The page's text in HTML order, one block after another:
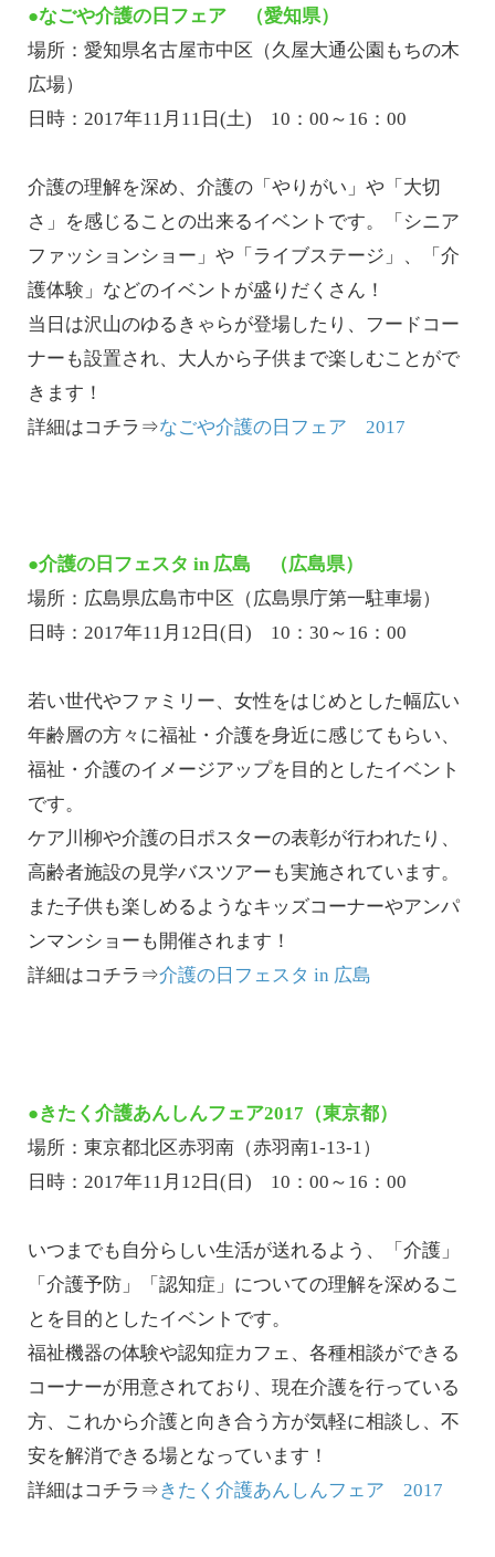
●なごや介護の日フェア （愛知県）
場所：愛知県名古屋市中区（久屋大通公園もちの木
広場）
日時：2017年11月11日(土) 10：00～16：00
介護の理解を深め、介護の「やりがい」や「大切
さ」を感じることの出来るイベントです。「シニア
ファッションショー」や「ライブステージ」、「介
護体験」などのイベントが盛りだくさん！
当日は沢山のゆるきゃらが登場したり、フードコー
ナーも設置され、大人から子供まで楽しむことがで
きます！
詳細はコチラ⇒なごや介護の日フェア 2017
●介護の日フェスタ in 広島 （広島県）
場所：広島県広島市中区（広島県庁第一駐車場）
日時：2017年11月12日(日) 10：30～16：00
若い世代やファミリー、女性をはじめとした幅広い
年齢層の方々に福祉・介護を身近に感じてもらい、
福祉・介護のイメージアップを目的としたイベント
です。
ケア川柳や介護の日ポスターの表彰が行われたり、
高齢者施設の見学バスツアーも実施されています。
また子供も楽しめるようなキッズコーナーやアンパ
ンマンショーも開催されます！
詳細はコチラ⇒介護の日フェスタ in 広島
●きたく介護あんしんフェア2017（東京都）
場所：東京都北区赤羽南（赤羽南1-13-1）
日時：2017年11月12日(日) 10：00～16：00
いつまでも自分らしい生活が送れるよう、「介護」
「介護予防」「認知症」についての理解を深めるこ
とを目的としたイベントです。
福祉機器の体験や認知症カフェ、各種相談ができる
コーナーが用意されており、現在介護を行っている
方、これから介護と向き合う方が気軽に相談し、不
安を解消できる場となっています！
詳細はコチラ⇒きたく介護あんしんフェア 2017